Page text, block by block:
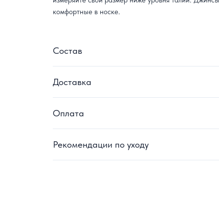
комфортные в носке.
Состав
Доставка
Оплата
Рекомендации по уходу